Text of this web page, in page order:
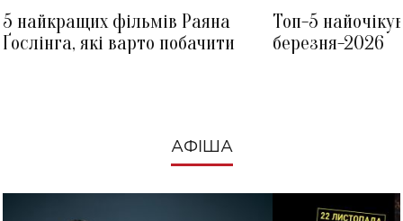
5 найкращих фільмів Раяна
Ґослінга, які варто побачити
Топ-5
березня-2026
АФІША